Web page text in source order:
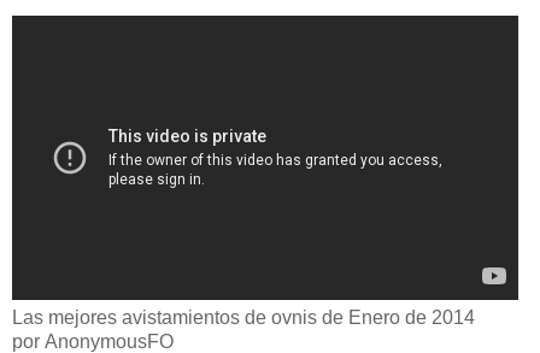
Las mejores avistamientos de ovnis de Enero de 2014
por AnonymousFO